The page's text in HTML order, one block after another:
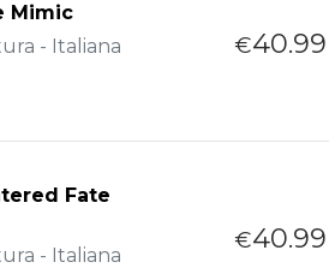
Mimic
- Italiana
€40.99
Fate
- Italiana
€40.99